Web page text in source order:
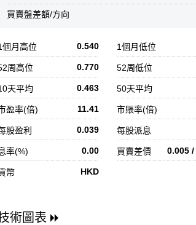
買賣盤差額/方向
個月高位 0.540 1個月低位
周高位 0.770 52周低位
天平均 0.463 50天平均
盈率(倍) 11.41 市賬率(倍)
股盈利 0.039 每股派息
率(%) 0.00 買賣差價 0.005
幣 HKD
術圖表